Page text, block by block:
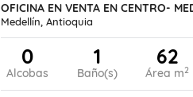
OFICINA EN VENTA EN CENTRO-
Medellín, Antioquia
0
Alcobas
1
Baño(s)
62
Área m2